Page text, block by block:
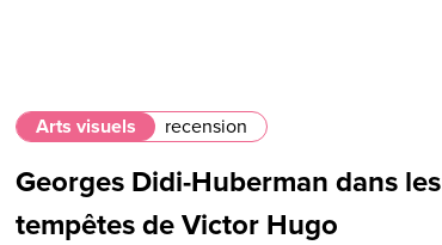
Arts visuels recension
Georges Didi-Huberman dans les
tempêtes de Victor Hugo